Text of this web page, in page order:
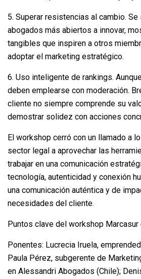
5. Superar resistencias al cambio.
abogados más abiertos a innovar,
tangibles que inspiren a otros
adoptar el marketing estratégico.
6. Uso inteligente de rankings.
deben emplearse con moderación.
cliente no siempre comprende su
demostrar solidez con acciones
El workshop cerró con un llamado a
sector legal a aprovechar las
trabajar en una comunicación
tecnología, autenticidad y conexión
una comunicación auténtica y de
necesidades del cliente.
Puntos clave del workshop
Ponentes: Lucrecia Iruela,
Paula Pérez, subgerente de
en Alessandri Abogados (Chile);